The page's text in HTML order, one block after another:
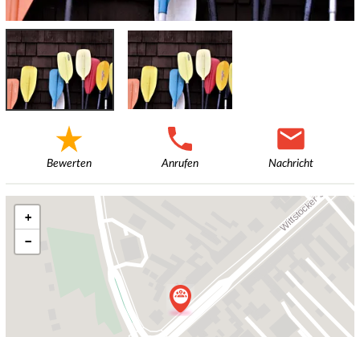
Bewerten Anrufen Nachricht
+
−